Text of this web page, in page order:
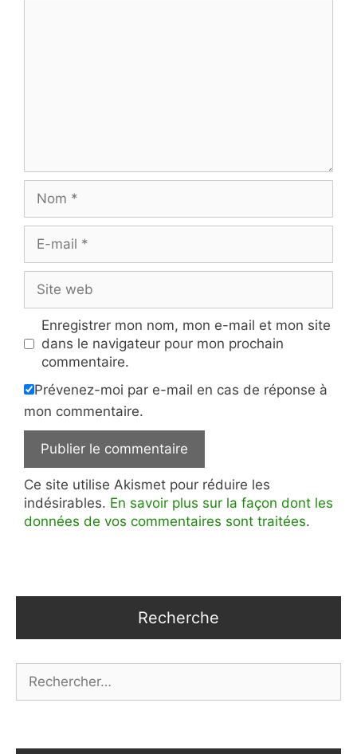
mail
web
Enregistrer mon nom, mon e-mail et mon site
dans le navigateur pour mon prochain
commentaire.
Prévenez-moi par e-mail en cas de réponse à
mon commentaire.
Ce site utilise Akismet pour réduire les
indésirables. En savoir plus sur la façon dont les
données de vos commentaires sont traitées.
Recherche